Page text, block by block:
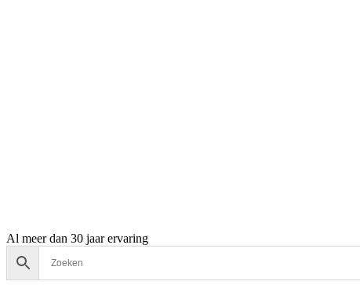
Al meer dan 30 jaar ervaring